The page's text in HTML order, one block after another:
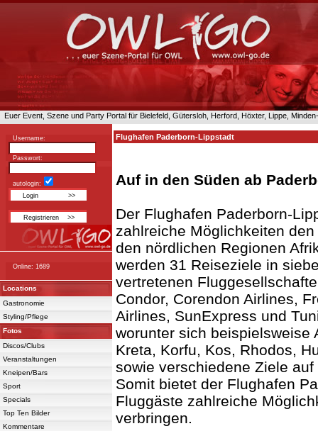
Euer Event, Szene und Party Portal für Bielefeld, Gütersloh, Herford, Höxter, Lippe,
Username:
Passwort:
autologin:
Online: 1689
Locations
Gastronomie
Styling/Pflege
Fotos
Discos/Clubs
Veranstaltungen
Kneipen/Bars
Sport
Specials
Top Ten Bilder
Kommentare
Flughafen Paderborn-Lippstadt
Auf in den Süden ab
Der Flughafen Paderborn-
zahlreiche Möglichkeiten
den nördlichen Regionen
werden 31 Reiseziele in
vertretenen
Condor, Corendon Airlines,
Airlines, SunExpress und
worunter sich beispielsweise
Kreta, Korfu, Kos, Rhodos,
sowie verschiedene Ziele
Somit bietet der Flughafen
Fluggäste zahlreiche
verbringen.